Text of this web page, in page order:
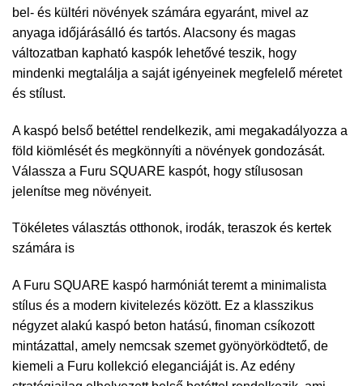
bel- és kültéri növények számára egyaránt, mivel az
anyaga időjárásálló és tartós. Alacsony és magas
változatban kapható kaspók lehetővé teszik, hogy
mindenki megtalálja a saját igényeinek megfelelő méretet
és stílust.
A kaspó belső betéttel rendelkezik, ami megakadályozza a
föld kiömlését és megkönnyíti a növények gondozását.
Válassza a Furu SQUARE kaspót, hogy stílusosan
jelenítse meg növényeit.
Tökéletes választás otthonok, irodák, teraszok és kertek
számára is
A Furu SQUARE kaspó harmóniát teremt a minimalista
stílus és a modern kivitelezés között. Ez a klasszikus
négyzet alakú kaspó beton hatású, finoman csíkozott
mintázattal, amely nemcsak szemet gyönyörködtető, de
kiemeli a Furu kollekció eleganciáját is. Az edény